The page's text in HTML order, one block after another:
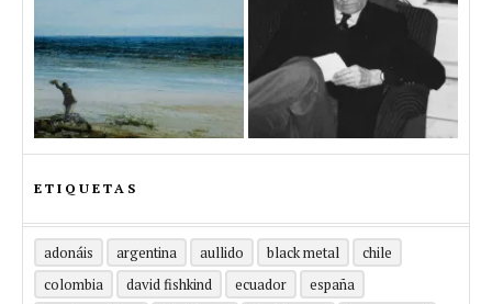
ETIQUETAS
adonáis argentina aullido black metal
chile
colombia
david fishkind ecuador
españa